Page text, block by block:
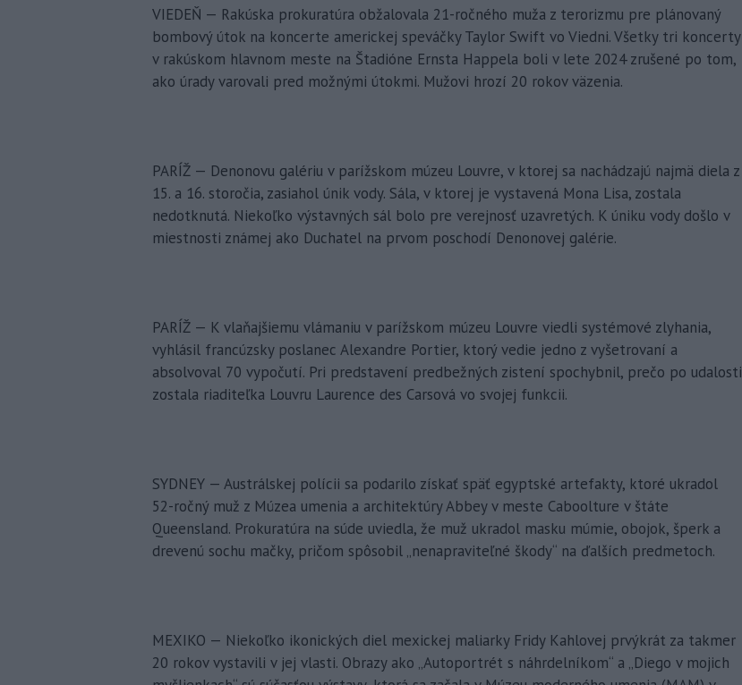
VIEDEŇ — Rakúska prokuratúra obžalovala 21-ročného muža z terorizmu pre plánovaný
bombový útok na koncerte americkej speváčky Taylor Swift vo Viedni. Všetky tri koncerty
v rakúskom hlavnom meste na Štadióne Ernsta Happela boli v lete 2024 zrušené po tom,
ako úrady varovali pred možnými útokmi. Mužovi hrozí 20 rokov väzenia.
PARÍŽ — Denonovu galériu v parížskom múzeu Louvre, v ktorej sa nachádzajú najmä diela z
15. a 16. storočia, zasiahol únik vody. Sála, v ktorej je vystavená Mona Lisa, zostala
nedotknutá. Niekoľko výstavných sál bolo pre verejnosť uzavretých. K úniku vody došlo v
miestnosti známej ako Duchatel na prvom poschodí Denonovej galérie.
PARÍŽ — K vlaňajšiemu vlámaniu v parížskom múzeu Louvre viedli systémové zlyhania,
vyhlásil francúzsky poslanec Alexandre Portier, ktorý vedie jedno z vyšetrovaní a
absolvoval 70 vypočutí. Pri predstavení predbežných zistení spochybnil, prečo po udalosti
zostala riaditeľka Louvru Laurence des Carsová vo svojej funkcii.
SYDNEY — Austrálskej polícii sa podarilo získať späť egyptské artefakty, ktoré ukradol
52-ročný muž z Múzea umenia a architektúry Abbey v meste Caboolture v štáte
Queensland. Prokuratúra na súde uviedla, že muž ukradol masku múmie, obojok, šperk a
drevenú sochu mačky, pričom spôsobil „nenapraviteľné škody“ na ďalších predmetoch.
MEXIKO — Niekoľko ikonických diel mexickej maliarky Fridy Kahlovej prvýkrát za takmer
20 rokov vystavili v jej vlasti. Obrazy ako „Autoportrét s náhrdelníkom“ a „Diego v mojich